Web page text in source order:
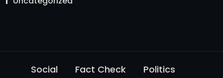
Social Fact Check
Politics